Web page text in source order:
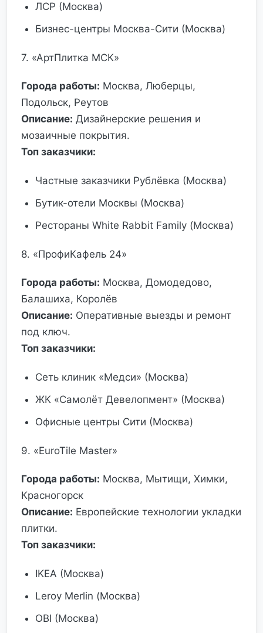
ЛСР (Москва)
Бизнес-центры Москва-Сити (Москва)
7. «АртПлитка МСК»
Города работы: Москва, Люберцы,
Подольск, Реутов
Описание: Дизайнерские решения и
мозаичные покрытия.
Топ заказчики:
Частные заказчики Рублёвка (Москва)
Бутик-отели Москвы (Москва)
Рестораны White Rabbit Family (Москва)
8. «ПрофиКафель 24»
Города работы: Москва, Домодедово,
Балашиха, Королёв
Описание: Оперативные выезды и ремонт
под ключ.
Топ заказчики:
Сеть клиник «Медси» (Москва)
ЖК «Самолёт Девелопмент» (Москва)
Офисные центры Сити (Москва)
9. «EuroTile Master»
Города работы: Москва, Мытищи, Химки,
Красногорск
Описание: Европейские технологии укладки
плитки.
Топ заказчики:
IKEA (Москва)
Leroy Merlin (Москва)
OBI (Москва)